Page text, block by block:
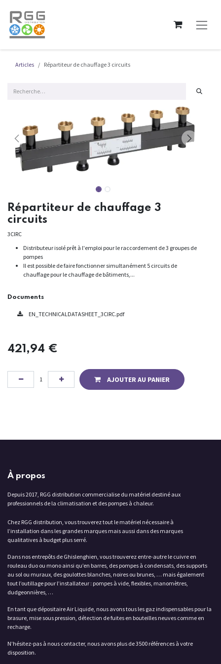
Articles Répartiteur de chauffage 3 circuits
Répartiteur de chauffage 3
circuits
3CIRC
Distributeur isolé prêt à l'emploi pour le raccordement de 3 groupes de
pompes
Il est possible de faire fonctionner simultanément 5 circuits de
chauffage pour le chauffage de bâtiments,...
Documents
EN_TECHNICALDATASHEET_3CIRC.pdf
421,94 €
AJOUTER AU PANIER
À propos
Depuis 2017, RGG distribution commercialise du matériel destiné aux
professionnels de la climatisation et des pompes à chaleur.
Chez RGG distribution, vous trouverez tout le matériel nécessaire à
l’installation dans les grandes marques mais aussi dans des marques
qualitatives à budget plus serré.
Dans nos entrepôts de Ghislenghien, vous trouverez entre-autre le cuivre en
rouleau duo ou mono ainsi qu’en barres, des pompes à condensats, des supports
au sol ou muraux, des goulottes blanches, noires ou brunes, … mais également
tout l’outillage pour l’installateur : pompes à vide, flexibles, manomètres,
dudgeonnières, …
En tant que dépositaire Air Liquide, nous avons tous les gaz indispensables pour la
brasure, mise sous pression, détection de fuites en bouteilles neuves comme en
recharge.
N’hésitez-pas à nous contacter, nous avons plus de 3500 références à votre
disposition.